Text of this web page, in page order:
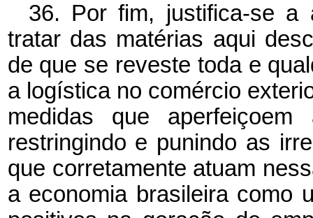
36. Por fim, justifica-se a
tratar das matérias aqui
de que se reveste toda e
a logística no comércio
medidas que
restringindo e punindo as
que corretamente atuam
a economia brasileira como